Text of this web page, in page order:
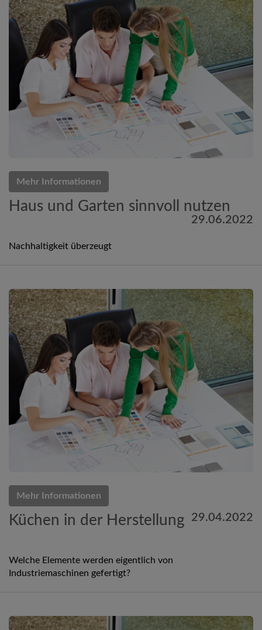
Mehr Informationen
Haus und Garten sinnvoll nutzen
29.06.2022
Nachhaltigkeit überzeugt
Mehr Informationen
Küchen in der Herstellung 29.04.2022
Welche Elemente werden eigentlich von
Industriemaschinen gefertigt?